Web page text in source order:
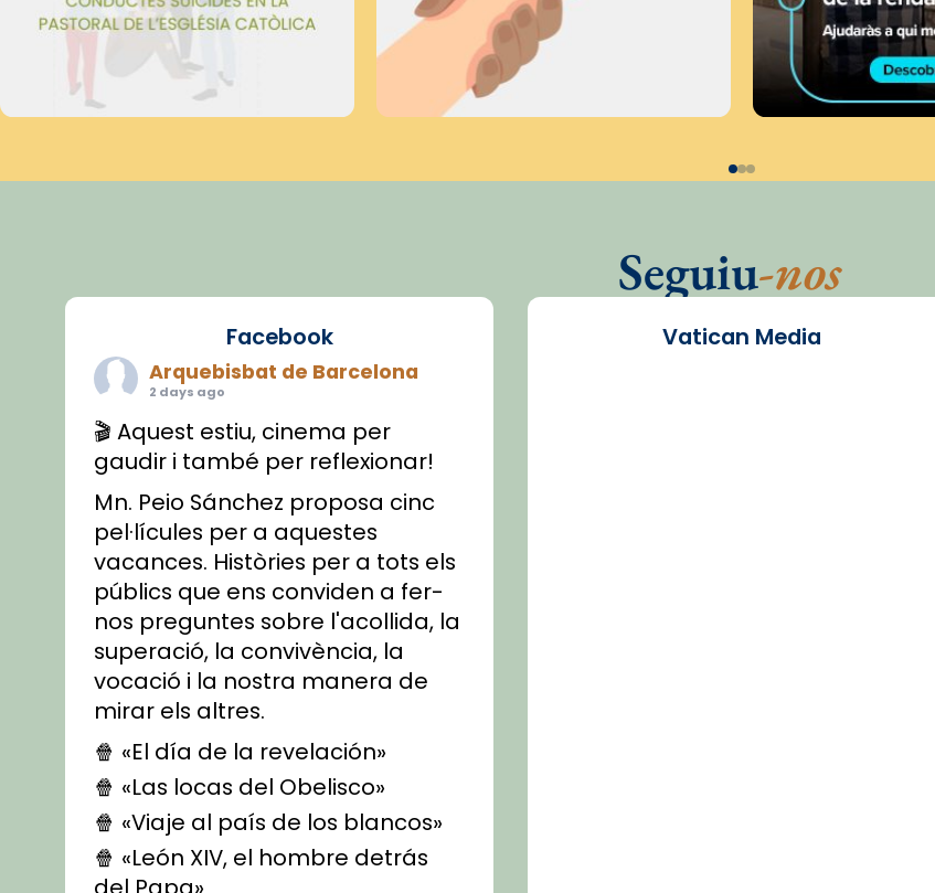
Seguiu-nos
Facebook
Arquebisbat de Barcelona
2 days ago
🎬 Aquest estiu, cinema per
gaudir i també per reflexionar!
Mn. Peio Sánchez proposa cinc
pel·lícules per a aquestes
vacances. Històries per a tots els
públics que ens conviden a fer-
nos preguntes sobre l'acollida, la
superació, la convivència, la
vocació i la nostra manera de
mirar els altres.
🍿 «El día de la revelación»
🍿 «Las locas del Obelisco»
🍿 «Viaje al país de los blancos»
🍿 «León XIV, el hombre detrás
Vatican Media